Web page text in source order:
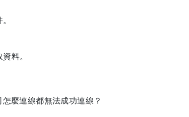
料。
麼連線都無法成功連線？